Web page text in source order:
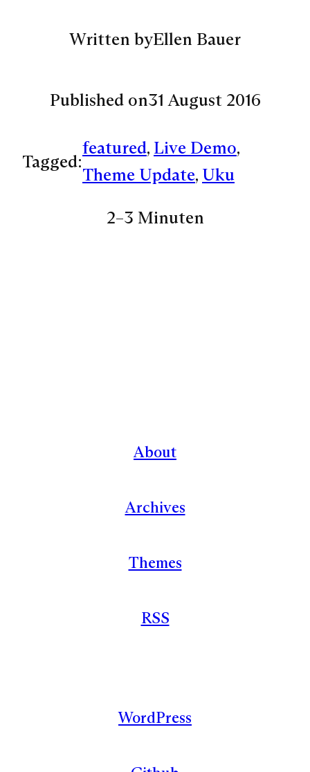
Written byEllen Bauer
Published on31 August 2016
Tagged:
featured, Live Demo
Theme Update, Uku
2–3 Minuten
About
Archives
Themes
RSS
WordPress